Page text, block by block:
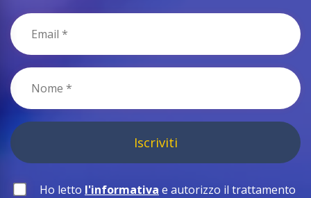
Iscriviti
Ho letto l'informativa e autorizzo il trattamento